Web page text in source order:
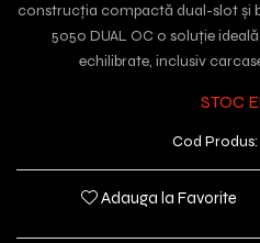
construcția compactă dual-slot și
5050 DUAL OC o soluție
echilibrate, inclusiv
STOC
Cod Produs:
Adauga la Favorite